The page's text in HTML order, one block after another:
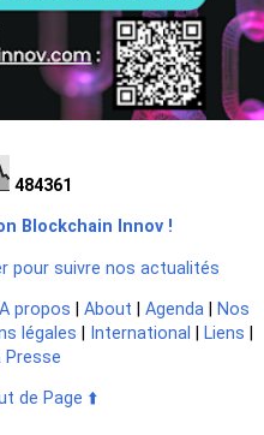
484361
Blockchain Innov !
pour suivre nos actualités
A propos About Agenda
Nos
légales International Liens
Presse
de Page ⬆️